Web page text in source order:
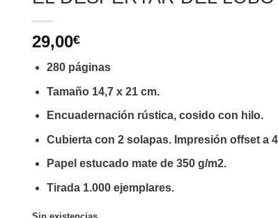
29,00€
280 páginas
Tamaño 14,7 x 21 cm.
Encuadernación rústica, cosido con hilo.
Cubierta con 2 solapas. Impresión offset a
Papel estucado mate de 350 g/m2.
Tirada 1.000 ejemplares.